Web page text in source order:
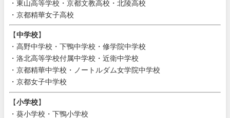
・東山高等学校・京都文教高校・北陵高校
・京都精華女子高校
【中学校】
・高野中学校・下鴨中学校・修学院中学校
・洛北高等学校付属中学校・近衛中学校
・京都精華中学校・ノートルダム女学院中学校
・京都女子中学校
【小学校】
・葵小学校・下鴨小学校